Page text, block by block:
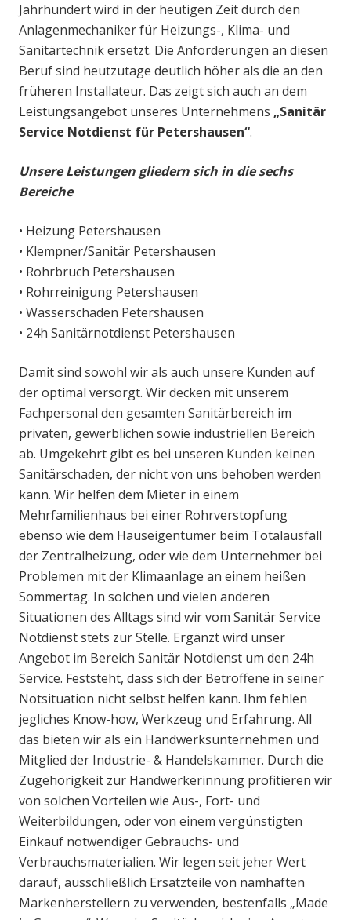
Jahrhundert wird in der heutigen Zeit durch den
Anlagenmechaniker für Heizungs-, Klima- und
Sanitärtechnik ersetzt. Die Anforderungen an diesen
Beruf sind heutzutage deutlich höher als die an den
früheren Installateur. Das zeigt sich auch an dem
Leistungsangebot unseres Unternehmens „Sanitär
Service Notdienst für Petershausen“.
Unsere Leistungen gliedern sich in die sechs
Bereiche
• Heizung Petershausen
• Klempner/Sanitär Petershausen
• Rohrbruch Petershausen
• Rohrreinigung Petershausen
• Wasserschaden Petershausen
• 24h Sanitärnotdienst Petershausen
Damit sind sowohl wir als auch unsere Kunden auf
der optimal versorgt. Wir decken mit unserem
Fachpersonal den gesamten Sanitärbereich im
privaten, gewerblichen sowie industriellen Bereich
ab. Umgekehrt gibt es bei unseren Kunden keinen
Sanitärschaden, der nicht von uns behoben werden
kann. Wir helfen dem Mieter in einem
Mehrfamilienhaus bei einer Rohrverstopfung
ebenso wie dem Hauseigentümer beim Totalausfall
der Zentralheizung, oder wie dem Unternehmer bei
Problemen mit der Klimaanlage an einem heißen
Sommertag. In solchen und vielen anderen
Situationen des Alltags sind wir vom Sanitär Service
Notdienst stets zur Stelle. Ergänzt wird unser
Angebot im Bereich Sanitär Notdienst um den 24h
Service. Feststeht, dass sich der Betroffene in seiner
Notsituation nicht selbst helfen kann. Ihm fehlen
jegliches Know-how, Werkzeug und Erfahrung. All
das bieten wir als ein Handwerksunternehmen und
Mitglied der Industrie- & Handelskammer. Durch die
Zugehörigkeit zur Handwerkerinnung profitieren wir
von solchen Vorteilen wie Aus-, Fort- und
Weiterbildungen, oder von einem vergünstigten
Einkauf notwendiger Gebrauchs- und
Verbrauchsmaterialien. Wir legen seit jeher Wert
darauf, ausschließlich Ersatzteile von namhaften
Markenherstellern zu verwenden, bestenfalls „Made